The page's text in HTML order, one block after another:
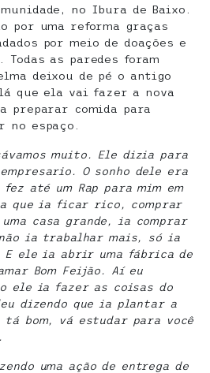
no Ibura de Baixo.
por uma reforma graças
por meio de doações e
Todas as paredes foram
deixou de pé o antigo
que ela vai fazer a nova
preparar comida para
no espaço.
muito. Ele dizia para
O sonho dele era
até um Rap para mim em
que ia ficar rico, comprar
casa grande, ia comprar
ia trabalhar mais, só ia
E ele ia abrir uma fábrica de
Bom Feijão. Aí eu
ele ia fazer as coisas do
dizendo que ia plantar a
tá bom, vá estudar para você
uma ação de entrega de